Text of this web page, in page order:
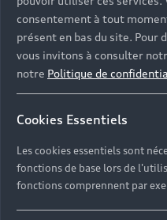
Pourquoi
leasing Audi
consentement à tout
présent en bas du site. Pour
vous invitons à consulter
notre Politique de
Cookies Essentiels
Les cookies essentiels sont
fonctions de base lors de
fonctions comprennent par